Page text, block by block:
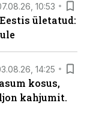
10:53
ületatud:
14:25
kosus,
kahjumit.